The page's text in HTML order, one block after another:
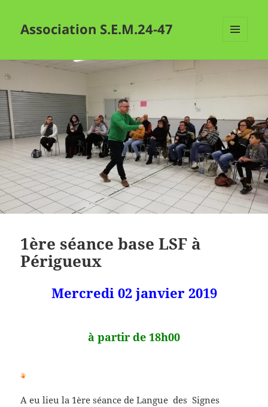
Association S.E.M.24-47
1ère séance base LSF à
Périgueux
Mercredi 02 janvier 2019
à partir de 18h00
A eu lieu la 1ère séance de Langue des Signes